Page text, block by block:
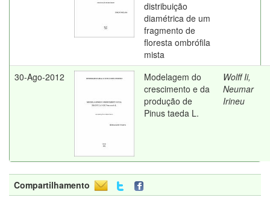
distribuição
diamétrica de um
fragmento de
floresta ombrófila
mista
30-Ago-2012
Modelagem do
crescimento e da
produção de
Pinus taeda L.
Wolff Ii,
Neumar
Irineu
Compartilhamento